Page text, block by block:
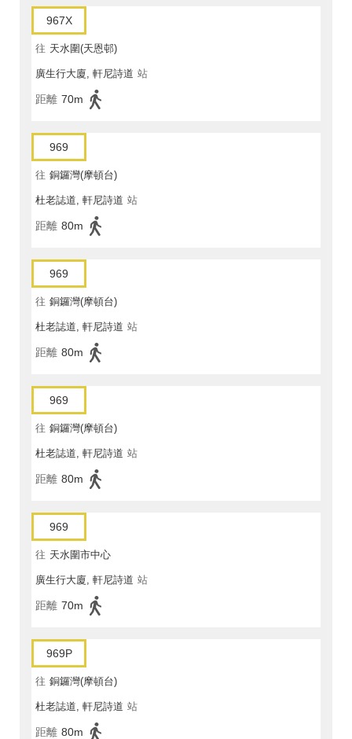
967X
往 天水圍(天恩邨)
廣生行大廈, 軒尼詩道 站
距離 70m
969
往 銅鑼灣(摩頓台)
杜老誌道, 軒尼詩道 站
距離 80m
969
往 銅鑼灣(摩頓台)
杜老誌道, 軒尼詩道 站
距離 80m
969
往 銅鑼灣(摩頓台)
杜老誌道, 軒尼詩道 站
距離 80m
969
往 天水圍市中心
廣生行大廈, 軒尼詩道 站
距離 70m
969P
往 銅鑼灣(摩頓台)
杜老誌道, 軒尼詩道 站
距離 80m